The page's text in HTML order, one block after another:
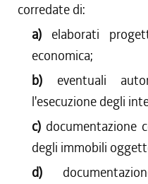
corredate di:
a) elaborati
economica;
b) eventuali
l'esecuzione degli
c) documentazione
degli immobili
d)